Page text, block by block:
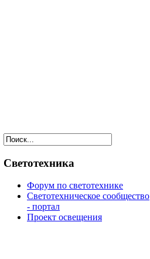
Светотехника
Форум по светотехнике
Светотехническое сообщество
- портал
Проект освещения